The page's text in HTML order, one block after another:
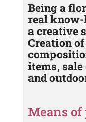
Being a
real
a creative
Creation
items,
and
Means